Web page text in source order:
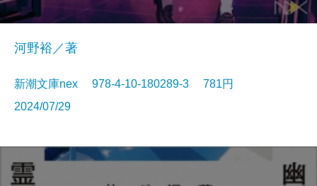
河野裕／著
新潮文庫nex 978-4-10-180289-3 781円
2024/07/29